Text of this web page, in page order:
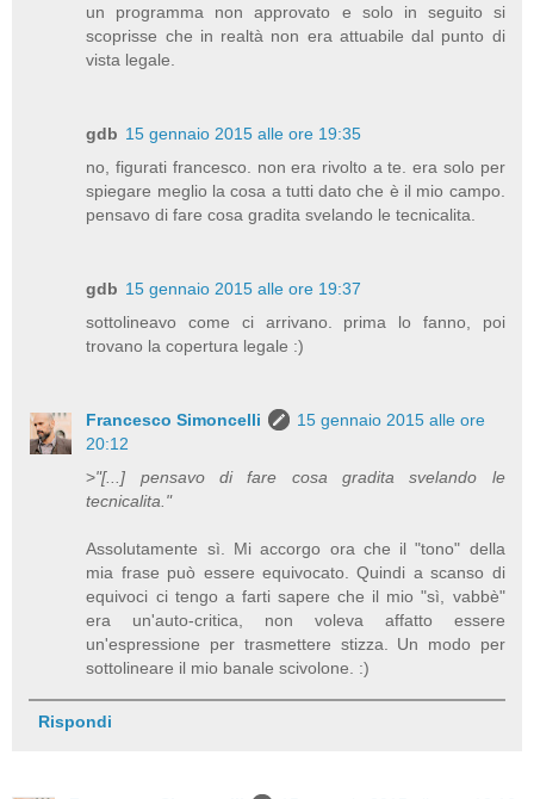
un programma non approvato e solo in seguito si
scoprisse che in realtà non era attuabile dal punto di
vista legale.
gdb 15 gennaio 2015 alle ore 19:35
no, figurati francesco. non era rivolto a te. era solo per
spiegare meglio la cosa a tutti dato che è il mio campo.
pensavo di fare cosa gradita svelando le tecnicalita.
gdb 15 gennaio 2015 alle ore 19:37
sottolineavo come ci arrivano. prima lo fanno, poi
trovano la copertura legale :)
Francesco Simoncelli
15 gennaio 2015 alle ore
20:12
>"[...] pensavo di fare cosa gradita svelando le
tecnicalita."
Assolutamente sì. Mi accorgo ora che il "tono" della
mia frase può essere equivocato. Quindi a scanso di
equivoci ci tengo a farti sapere che il mio "sì, vabbè"
era un'auto-critica, non voleva affatto essere
un'espressione per trasmettere stizza. Un modo per
sottolineare il mio banale scivolone. :)
Rispondi